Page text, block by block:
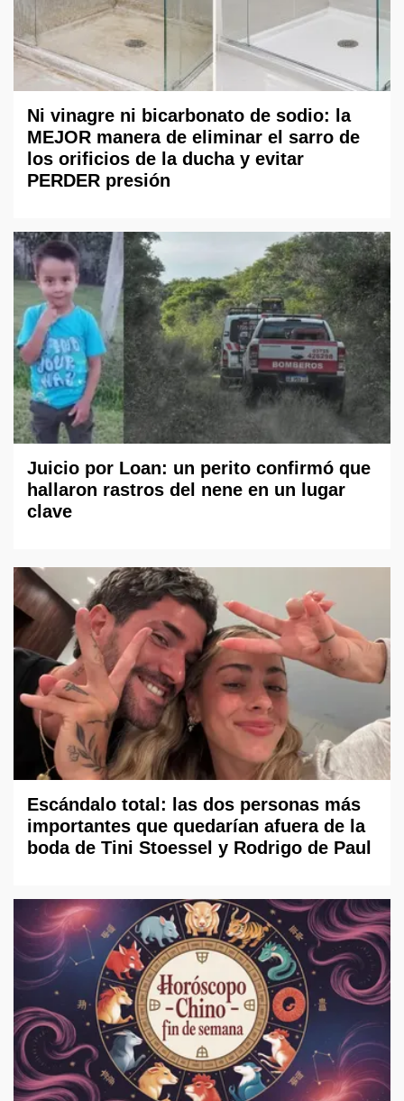
Ni vinagre ni bicarbonato de sodio: la
MEJOR manera de eliminar el sarro de
los orificios de la ducha y evitar
PERDER presión
Juicio por Loan: un perito confirmó que
hallaron rastros del nene en un lugar
clave
Escándalo total: las dos personas más
importantes que quedarían afuera de la
boda de Tini Stoessel y Rodrigo de Paul